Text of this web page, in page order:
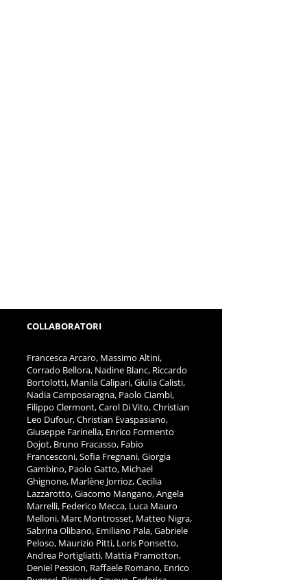
COLLABORATORI
Francesca Arcaro, Massimo Altini,
Corrado Bellora, Nadine Blanc, Riccardo
Bortolotti, Manila Calipari, Giulia Calisti,
Nadia Camposaragna, Paolo Ciambi,
Filippo Clermont, Carol Di Vito, Christian
Leo Dufour, Christian Evaspasiano,
Giuseppe Farinella, Enrico Formento
Dojot, Bruno Fracasso, Fabio
Francesconi, Sofia Fregnani, Giorgia
Gambino, Paolo Gatto, Michael
Ghignone, Marlène Jorrioz, Cecilia
Lazzarotto, Giacomo Mangano, Angela
Marrelli, Federico Mecca, Luca Mauro
Melloni, Marc Montrosset, Matteo Nigra,
Sabrina Olibano, Emiliano Pala, Gabriele
Peloso, Maurizio Pitti, Loris Ponsetto,
Andrea Portigliatti, Mattia Pramotton,
Deniel Pession, Raffaele Romano, Enrico